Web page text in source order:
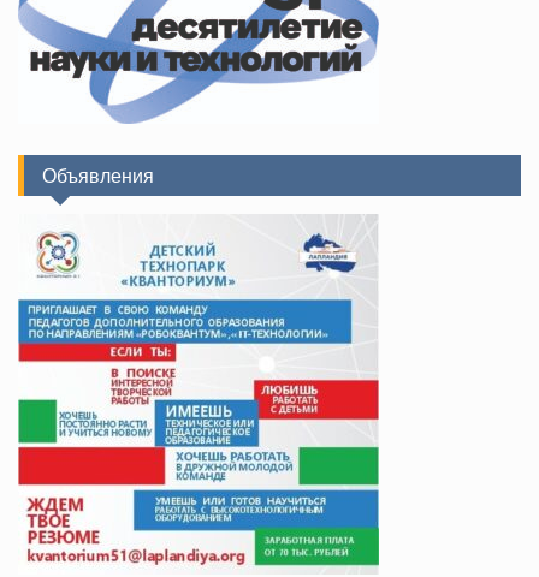
Объявления